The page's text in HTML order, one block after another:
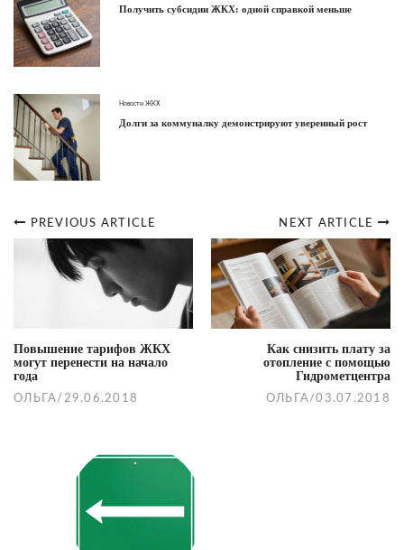
Получить субсидии ЖКХ: одной справкой меньше
Новости ЖКХ
Долги за коммуналку демонстрируют уверенный рост
Post
navigation
NEXT ARTICLE
Как снизить плату за
отопление с помощью
Гидрометцентра
ОЛЬГА /03.07.2018
PREVIOUS ARTICLE
Повышение тарифов ЖКХ
могут перенести на начало
года
ОЛЬГА / 29.06.2018